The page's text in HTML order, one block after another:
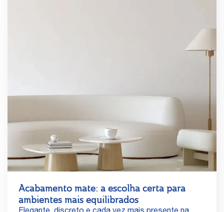
Acabamento mate: a escolha certa para
ambientes mais equilibrados